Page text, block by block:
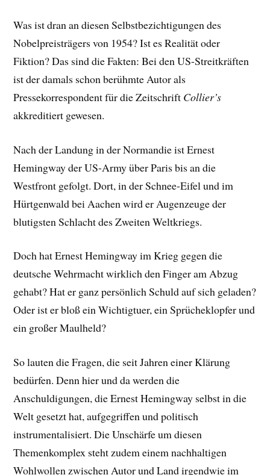
Was ist dran an diesen Selbstbezichtigungen des
Nobelpreisträgers von 1954? Ist es Realität oder
Fiktion? Das sind die Fakten: Bei den US-Streitkräften
ist der damals schon berühmte Autor als
Pressekorrespondent für die Zeitschrift Collier’s
akkreditiert gewesen.
Nach der Landung in der Normandie ist Ernest
Hemingway der US-Army über Paris bis an die
Westfront gefolgt. Dort, in der Schnee-Eifel und im
Hürtgenwald bei Aachen wird er Augenzeuge der
blutigsten Schlacht des Zweiten Weltkriegs.
Doch hat Ernest Hemingway im Krieg gegen die
deutsche Wehrmacht wirklich den Finger am Abzug
gehabt? Hat er ganz persönlich Schuld auf sich geladen?
Oder ist er bloß ein Wichtigtuer, ein Sprücheklopfer und
ein großer Maulheld?
So lauten die Fragen, die seit Jahren einer Klärung
bedürfen. Denn hier und da werden die
Anschuldigungen, die Ernest Hemingway selbst in die
Welt gesetzt hat, aufgegriffen und politisch
instrumentalisiert. Die Unschärfe um diesen
Themenkomplex steht zudem einem nachhaltigen
Wohlwollen zwischen Autor und Land irgendwie im